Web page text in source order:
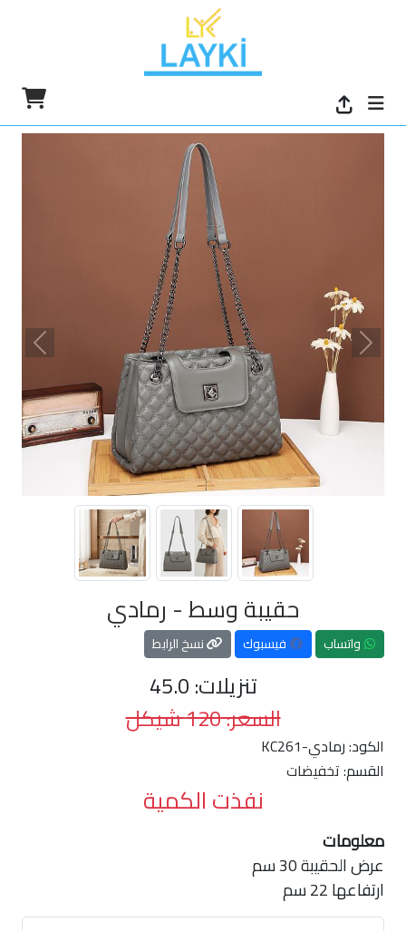
السابق التالي
حقيبة وسط - رمادي
واتساب فيسبوك نسخ الرابط
تنزيلات: 45.0
السعر: 120 شيكل
الكود:KC261-رمادي
القسم:تخفيضات
نفذت الكمية
معلومات
عرض الحقيبة 30 سم
ارتفاعها 22 سم